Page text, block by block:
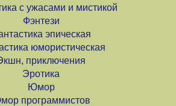
с ужасами и мистикой
Фэнтези
эпическая
юмористическая
приключения
Эротика
Юмор
программистов